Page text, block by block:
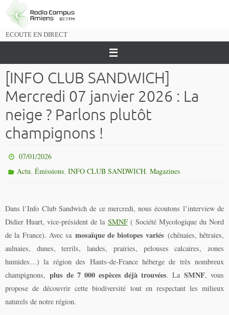
Passer
vers
ECOUTE EN DIRECT
[INFO CLUB SANDWICH]
Mercredi 07 janvier 2026 : La
neige ? Parlons plutôt
champignons !
07/01/2026
Actu,Émissions,INFO CLUB SANDWICH,Magazines
Dans l’Info Club Sandwich de ce mercredi, nous écoutons l’interview de
Didier Huart, vice-président de la SMNF( Société Mycologique du Nord
de la France). Avec sa mosaïque de biotopes variés (chênaies, hêtraies,
aulnaies, dunes, terrils, landes, prairies, pelouses calcaires, zones
humides…) la région des Hauts-de-France héberge de très nombreux
champignons, plus de 7 000 espèces déjà trouvées. LaSMNF, vous
propose de découvrir cette biodiversité tout en respectant les milieux
naturels de notre région.